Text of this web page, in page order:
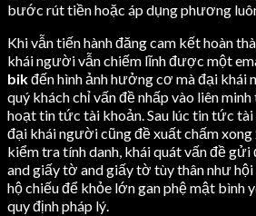
bước rút tiền hoặc áp dụng phương
Khi vẫn tiến hành đăng cam kết hoàn
khái người vẫn chiếm lĩnh được một
bikđến hình ảnh hưởng cơ mà đại
quý khách chỉ vấn đề nhấp vào liên
hoạt tin tức tài khoản. Sau lúc tin tức
đại khái người cũng đề xuất chấm
kiểm tra tính danh, khái quát vấn đề
and giấy tờ and giấy tờ tùy thân như
hộ chiếu để khỏe lớn gan phệ mật bình
quy định pháp lý.